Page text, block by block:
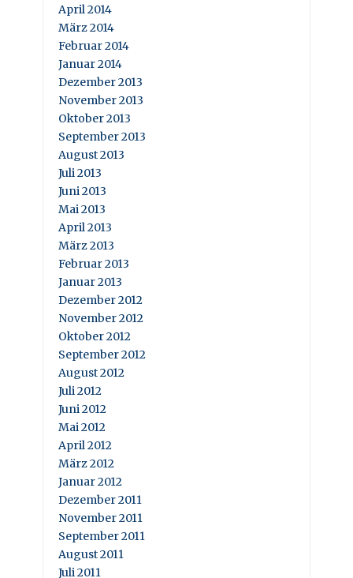
April 2014
März 2014
Februar 2014
Januar 2014
Dezember 2013
November 2013
Oktober 2013
September 2013
August 2013
Juli 2013
Juni 2013
Mai 2013
April 2013
März 2013
Februar 2013
Januar 2013
Dezember 2012
November 2012
Oktober 2012
September 2012
August 2012
Juli 2012
Juni 2012
Mai 2012
April 2012
März 2012
Januar 2012
Dezember 2011
November 2011
September 2011
August 2011
Juli 2011